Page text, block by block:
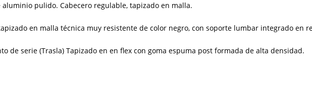
aluminio pulido. Cabecero regulable, tapizado en malla.
en malla técnica muy resistente de color negro, con soporte lumbar integrado en
de serie (Trasla) Tapizado en en flex con goma espuma post formada de alta densidad.